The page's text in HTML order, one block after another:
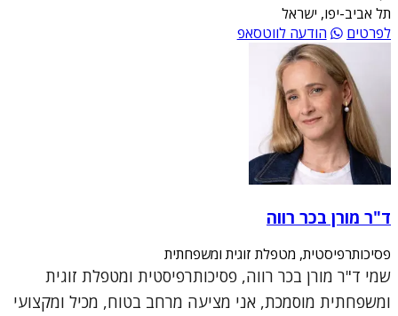
תל אביב-יפו, ישראל
לפרטים
הודעה לווטסאפ
ד"ר מורן בכר רווה
פסיכותרפיסטית, מטפלת זוגית ומשפחתית
שמי ד"ר מורן בכר רווה, פסיכותרפיסטית ומטפלת זוגית
ומשפחתית מוסמכת, אני מציעה מרחב בטוח, מכיל ומקצועי